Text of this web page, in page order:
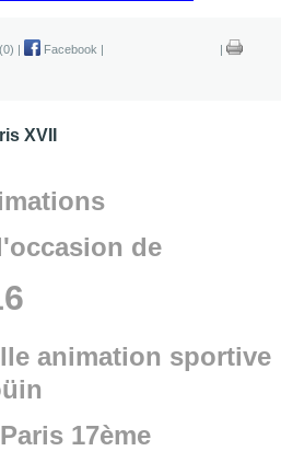
| Facebook |
|
XVII
de
animation sportive
17ème